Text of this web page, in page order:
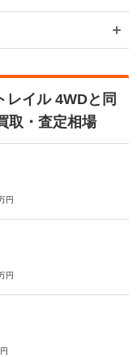
レイル 4WDと同
取・査定相場
円
円